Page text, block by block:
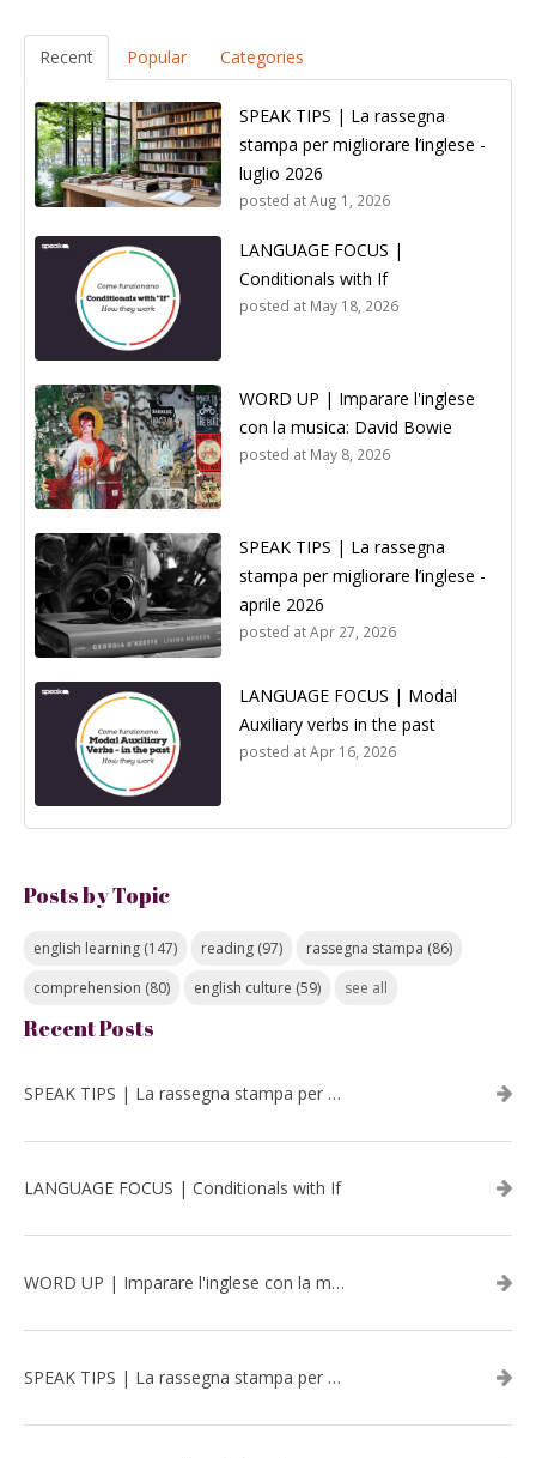
Recent Popular Categories
SPEAK TIPS | La rassegna
stampa per migliorare l’inglese -
luglio 2026
posted atAug 1, 2026
LANGUAGE FOCUS |
Conditionals with If
posted at May 18, 2026
WORD UP | Imparare l'inglese
con la musica: David Bowie
posted at May 8, 2026
SPEAK TIPS | La rassegna
stampa per migliorare l’inglese -
aprile 2026
posted atApr 27, 2026
LANGUAGE FOCUS | Modal
Auxiliary verbs in the past
posted atApr 16, 2026
Posts by Topic
english learning (147) reading (97) rassegna stampa (86)
comprehension (80) english culture (59) see all
Recent Posts
SPEAK TIPS | La rassegna stampa per migliorare l’inglese - luglio 2026
LANGUAGE FOCUS | Conditionals with If
WORD UP | Imparare l'inglese con la musica: David Bowie
SPEAK TIPS | La rassegna stampa per migliorare l’inglese - aprile 2026